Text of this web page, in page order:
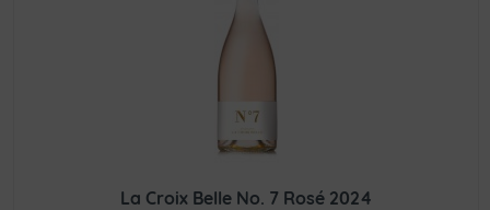
La Croix Belle No. 7 Rosé 2024